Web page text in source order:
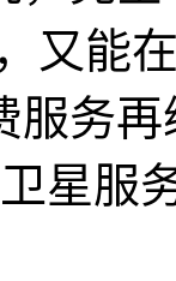
又能
服务
星服